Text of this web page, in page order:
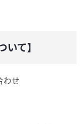
いて】
わせ